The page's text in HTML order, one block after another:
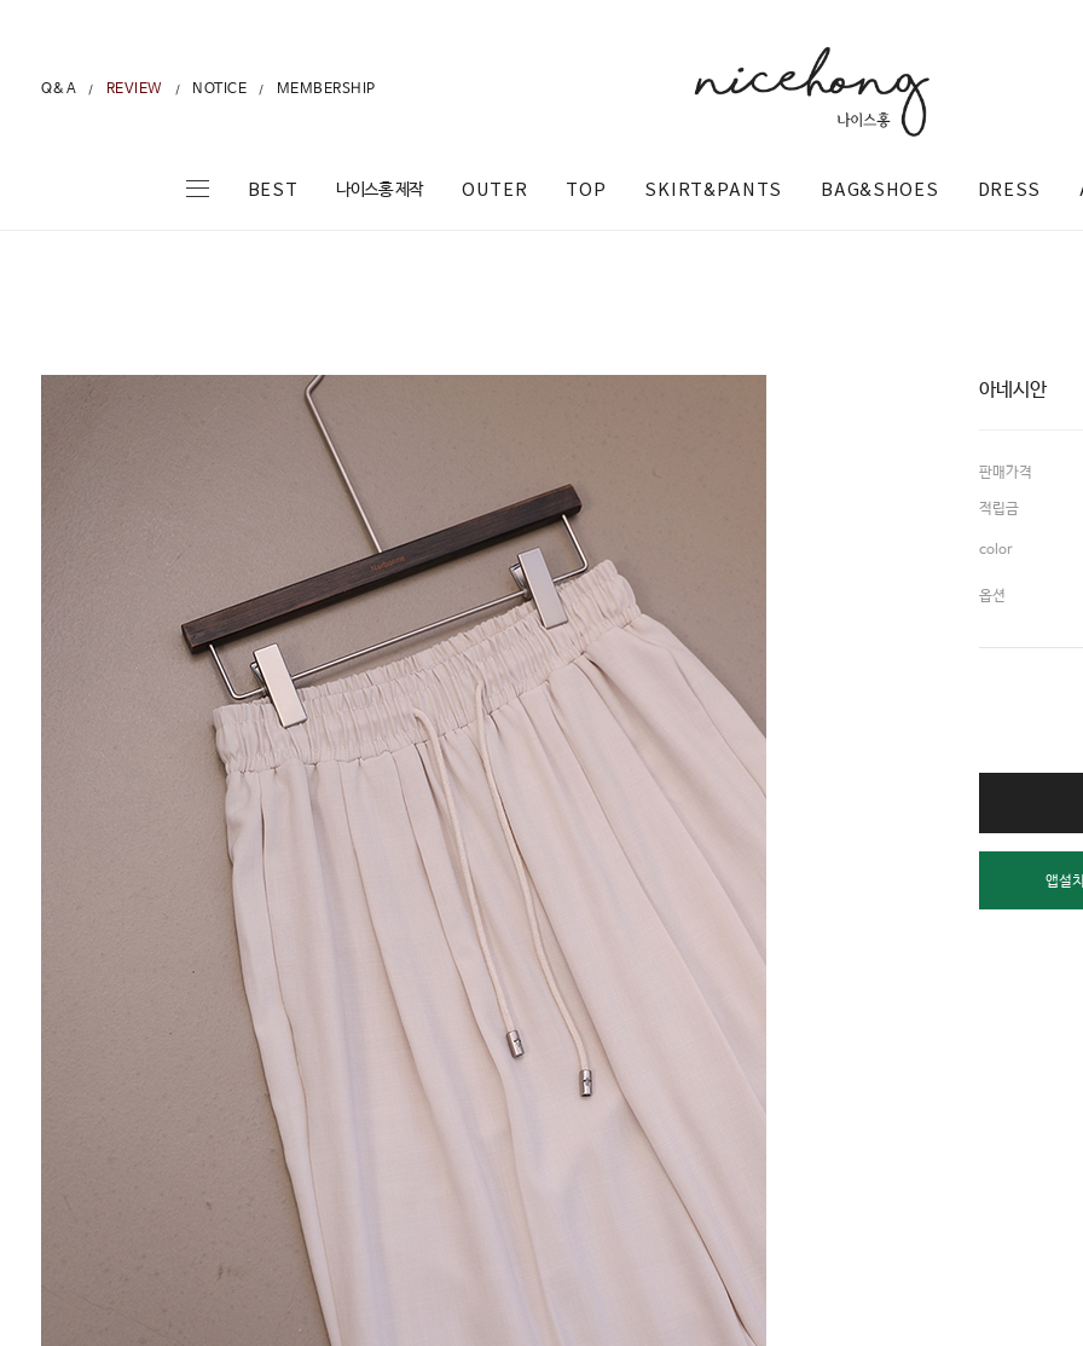
Q&A / REVIEW / NOTICE / MEMBERSHIP
BEST 나이스홍 제작 OUTER TOP SKIRT&PANTS BAG&SHOES DRESS
@nicehong_
아네시안
판매가격
적립금
color
옵션